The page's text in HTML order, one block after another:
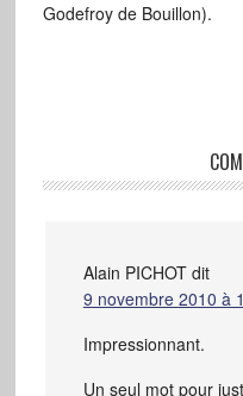
Godefroy de Bouillon).
Alain PICHOT dit
9 novembre 2010 à
Impressionnant.
Un seul mot pour